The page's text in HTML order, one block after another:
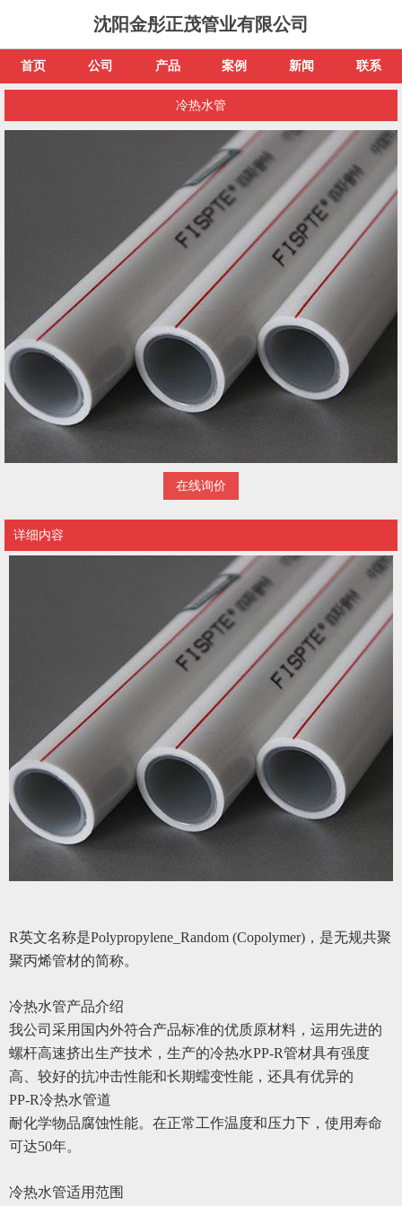
沈阳金彤正茂管业有限公司
首页 公司 产品 案例 新闻 联系
冷热水管
在线询价
详细内容
R英文名称是Polypropylene_Random (Copolymer)，是无规共聚
聚丙烯管材的简称。
冷热水管产品介绍
我公司采用国内外符合产品标准的优质原材料，运用先进的
螺杆高速挤出生产技术，生产的冷热水PP-R管材具有强度
高、较好的抗冲击性能和长期蠕变性能，还具有优异的
PP-R冷热水管道
耐化学物品腐蚀性能。在正常工作温度和压力下，使用寿命
可达50年。
冷热水管适用范围